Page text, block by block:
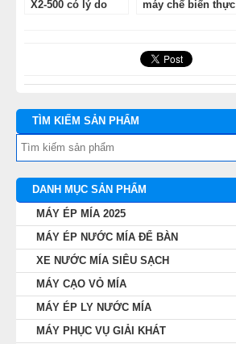
X2-500 có lý do
máy chế biến thực
TÌM KIẾM SẢN PHẨM
DANH MỤC SẢN PHẨM
MÁY ÉP MÍA 2025
MÁY ÉP NƯỚC MÍA ĐỂ BÀN
XE NƯỚC MÍA SIÊU SẠCH
MÁY CẠO VỎ MÍA
MÁY ÉP LY NƯỚC MÍA
MÁY PHỤC VỤ GIẢI KHÁT